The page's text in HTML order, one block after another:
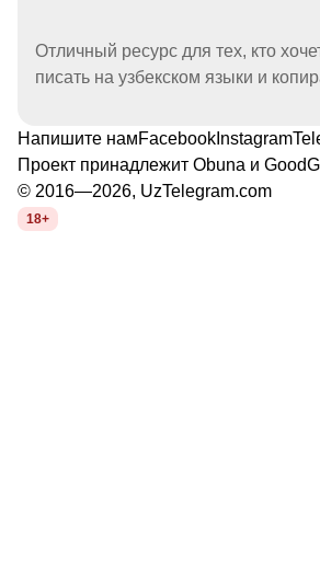
Отличный ресурс для тех, кто
писать на узбекском языки и
Напишите намFacebook Instagram
Проект принадлежит Obuna и
© 2016—2026, UzTelegram.com
18+